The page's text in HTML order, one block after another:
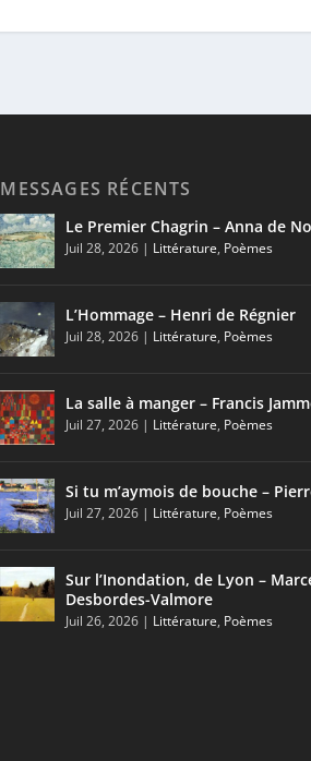
MESSAGES RÉCENTS
Le Premier Chagrin – Anna de
Juil 28, 2026 | Littérature, Poèmes
L’Hommage – Henri de Régnier
Juil 28, 2026 | Littérature, Poèmes
La salle à manger – Francis
Juil 27, 2026 | Littérature, Poèmes
Si tu m’aymois de bouche –
Juil 27, 2026 | Littérature, Poèmes
Sur l’Inondation, de Lyon –
Desbordes-Valmore
Juil 26, 2026 | Littérature, Poèmes